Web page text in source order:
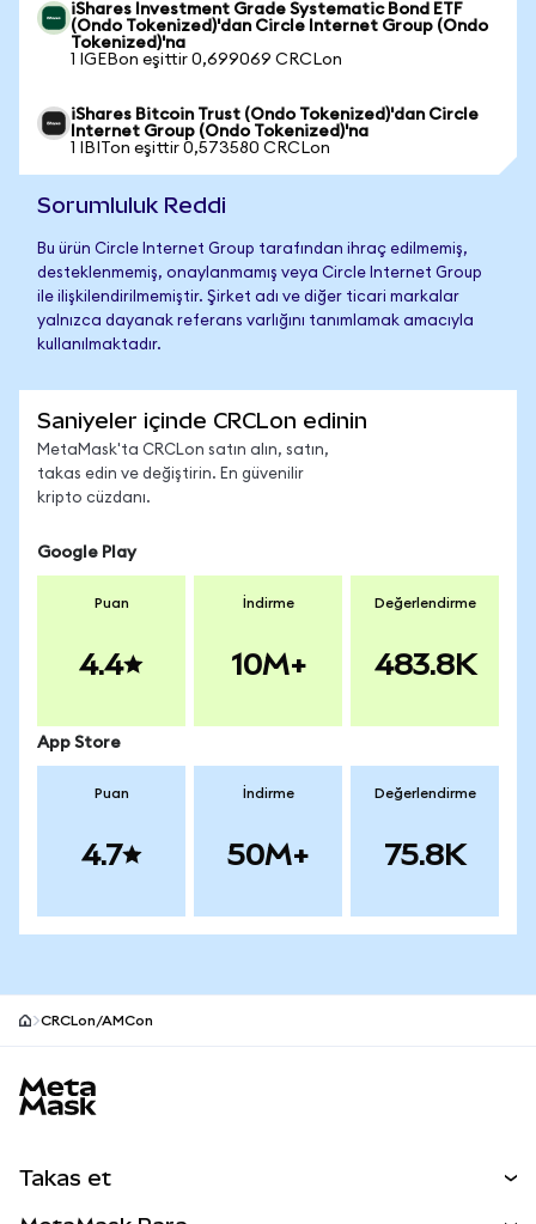
iShares Investment Grade Systematic Bond ETF
(Ondo Tokenized)'dan Circle Internet Group (Ondo
Tokenized)'na
1 IGEBon eşittir 0,699069 CRCLon
iShares Bitcoin Trust (Ondo Tokenized)'dan Circle
Internet Group (Ondo Tokenized)'na
1 IBITon eşittir 0,573580 CRCLon
Sorumluluk Reddi
Bu ürün Circle Internet Group tarafından ihraç edilmemiş,
desteklenmemiş, onaylanmamış veya Circle Internet Group
ile ilişkilendirilmemiştir. Şirket adı ve diğer ticari markalar
yalnızca dayanak referans varlığını tanımlamak amacıyla
kullanılmaktadır.
Saniyeler içinde CRCLon edinin
MetaMask'ta CRCLon satın alın, satın,
takas edin ve değiştirin. En güvenilir
kripto cüzdanı.
Google Play
Puan
4.4
İndirme
10M+
Değerlendirme
483.8K
App Store
Puan
4.7
İndirme
50M+
Değerlendirme
75.8K
CRCLon/AMCon
Takas et